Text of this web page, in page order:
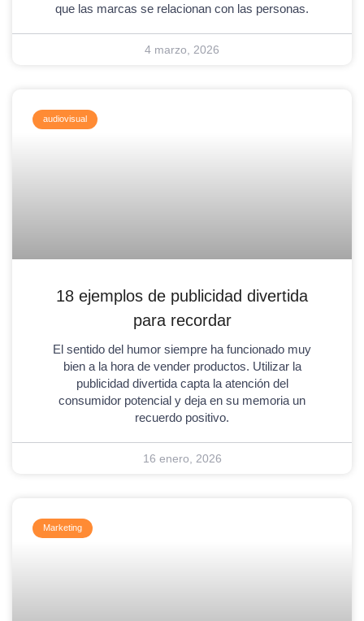
que las marcas se relacionan con las personas.
4 marzo, 2026
audiovisual
18 ejemplos de publicidad divertida
para recordar
El sentido del humor siempre ha funcionado muy
bien a la hora de vender productos. Utilizar la
publicidad divertida capta la atención del
consumidor potencial y deja en su memoria un
recuerdo positivo.
16 enero, 2026
Marketing